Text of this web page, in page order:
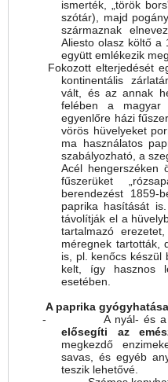
ismerték, „török
szótár), majd
származnak
Aliesto olasz költő a
együtt emlékezik
Fokozott elterjedését
kontinentális
vált, és az annak
felében a magyar
egyenlőre házi
vörös hüvelyeket
ma használatos
szabályozható, a
Acél hengerszéken
fűszerüket
berendezést 1859-
paprika hasítását
távolítják el a
tartalmazó
méregnek tartották,
is, pl. kenőcs készül
kelt, így hasznos
esetében.
A paprika
-
A nyál- és a
elősegíti az
megkezdő
savas, és egyéb
teszik lehetővé.